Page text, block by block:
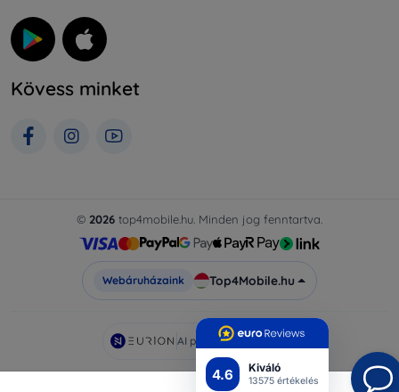
4.6 Kiváló
13575 értékelés
Kövess minket
© 2026 top4mobile.hu. Minden jog fenntartva.
Webáruházaink Top4Mobile.hu
AI powered byEurion